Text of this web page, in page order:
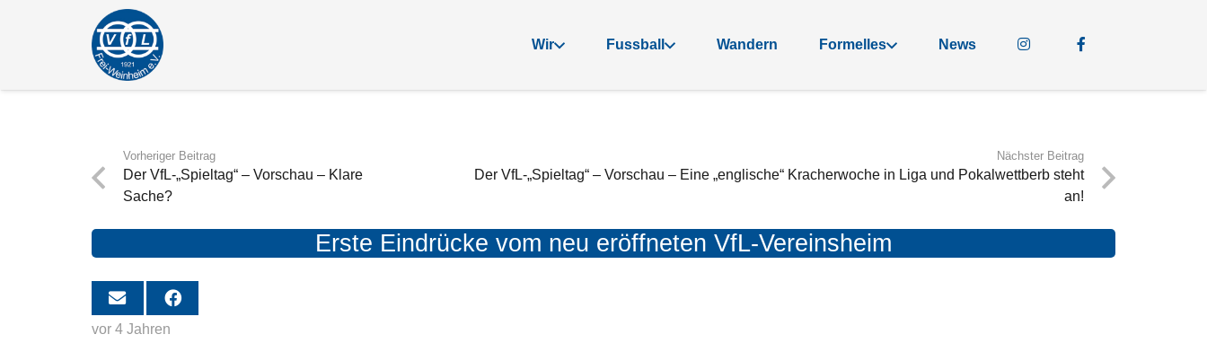
Wir Fussball Wandern Formelles News
Vorheriger Beitrag
Der VfL-„Spieltag“ – Vorschau – Klare
Sache?
Nächster Beitrag
Der VfL-„Spieltag“ – Vorschau – Eine „englische“ Kracherwoche in Liga und Pokalwettberb steht
an!
Erste Eindrücke vom neu eröffneten VfL-Vereinsheim
vor 4 Jahren